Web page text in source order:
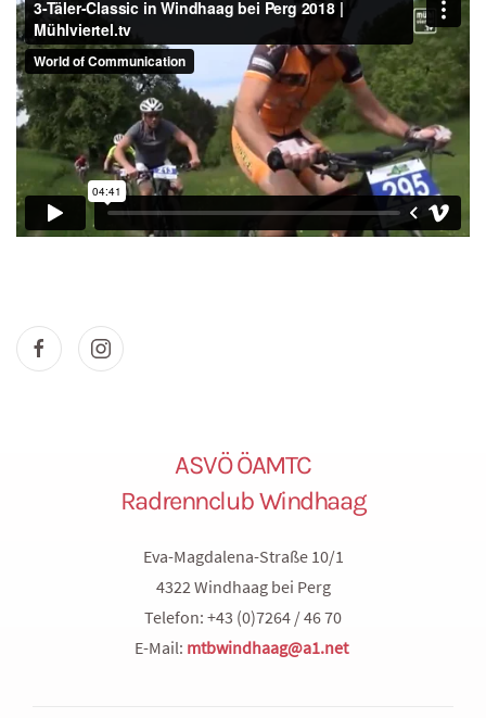
ASVÖ ÖAMTC
Radrennclub Windhaag
Eva-Magdalena-Straße 10/1
4322 Windhaag bei Perg
Telefon: +43 (0)7264 / 46 70
E-Mail: mtbwindhaag@a1.net